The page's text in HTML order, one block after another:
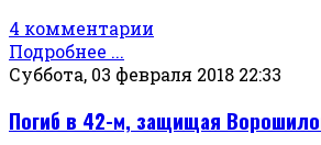
4 комментарии
Подробнее ...
Суббота, 03 февраля 2018 22:33
Погиб в 42-м, защищая